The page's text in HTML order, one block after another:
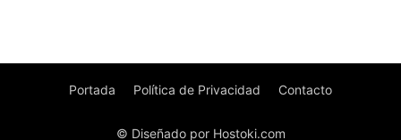
Portada Política de Privacidad Contacto
© Diseñado por Hostoki.com